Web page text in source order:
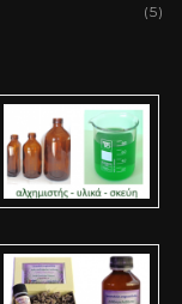
(5)